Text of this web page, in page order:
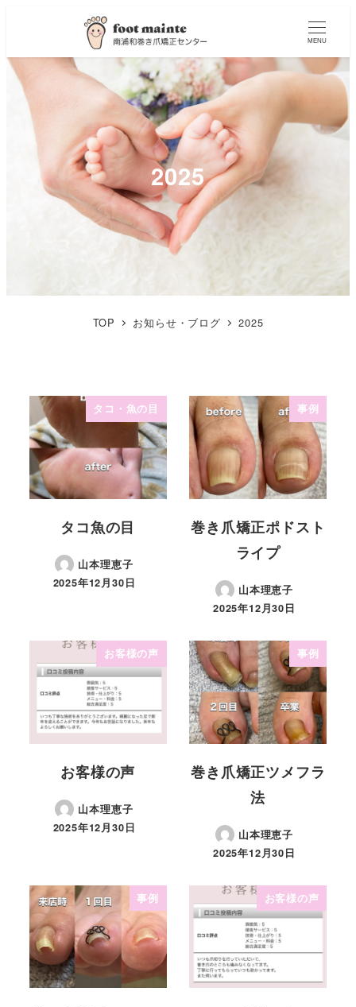
MENU
2025
TOP お知らせ・ブログ 2025
タコ・魚の目
タコ魚の目
山本理恵子
2025年12月30日
事例
巻き爪矯正ポドスト
ライプ
山本理恵子
2025年12月30日
お客様の声
お客様の声
山本理恵子
2025年12月30日
事例
巻き爪矯正ツメフラ
法
山本理恵子
2025年12月30日
事例 お客様の声